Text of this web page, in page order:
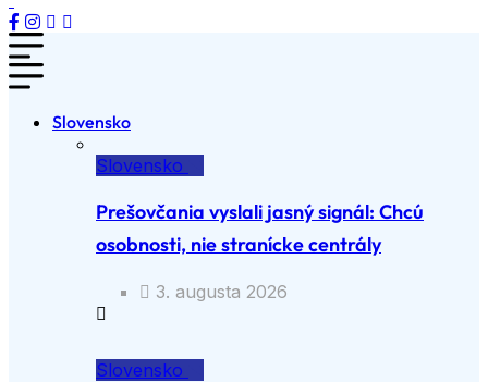
Slovensko
Slovensko
Prešovčania vyslali jasný signál: Chcú
osobnosti, nie stranícke centrály
3. augusta 2026
Slovensko